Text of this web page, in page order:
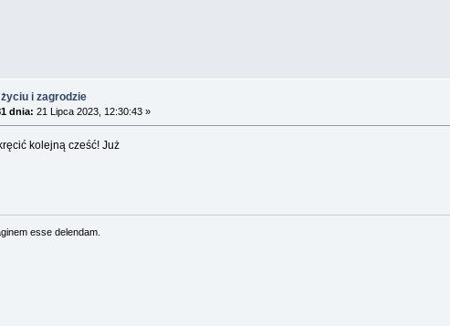
i zagrodzie
dnia: 21 Lipca 2023, 12:30:43 »
kolejną cześć! Już
esse delendam.